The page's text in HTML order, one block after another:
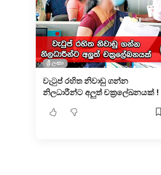
ශ්‍රී ලංකා
වැටුප් රහිත නිවාඩු ගන්න
නිලධාරීන්ට අලුත් චක්‍රලේඛනයක් !